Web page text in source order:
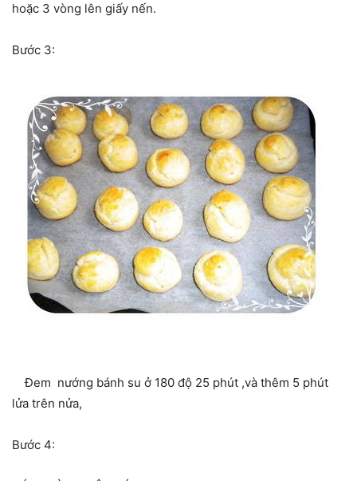
hoặc 3 vòng lên giấy nến.
Bước 3:
Đem nướng bánh su ở 180 độ 25 phút ,và thêm 5 phút
lửa trên nửa,
Bước 4: